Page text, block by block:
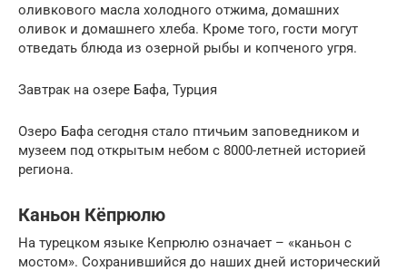
оливкового масла холодного отжима, домашних
оливок и домашнего хлеба. Кроме того, гости могут
отведать блюда из озерной рыбы и копченого угря.
Завтрак на озере Бафа, Турция
Озеро Бафа сегодня стало птичьим заповедником и
музеем под открытым небом с 8000-летней историей
региона.
Каньон Кёпрюлю
На турецком языке Кепрюлю означает – «каньон с
мостом». Сохранившийся до наших дней исторический